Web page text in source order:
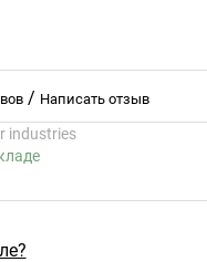
/ Написать отзыв
industries